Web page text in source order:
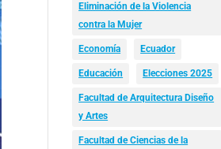
Eliminación de la Violencia
contra la Mujer
Economía Ecuador
Educación Elecciones 2025
Facultad de Arquitectura Diseño
y Artes
Facultad de Ciencias de la